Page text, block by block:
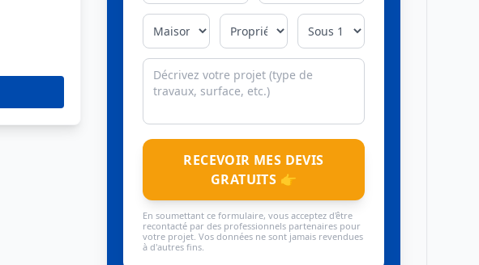
RECEVOIR MES DEVIS
GRATUITS 👉
En soumettant ce formulaire, vous acceptez d'être
recontacté par des professionnels partenaires pour
votre projet. Vos données ne sont jamais revendues
à d'autres fins.